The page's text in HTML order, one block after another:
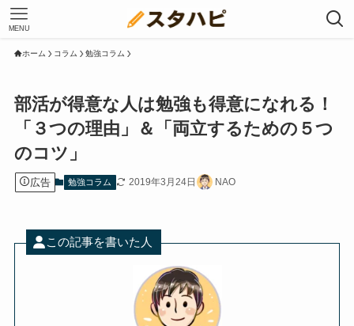
MENU
ホーム コラム 勉強コラム
部活が得意な人は勉強も得意になれる！
「３つの理由」＆「両立するための５つ
のコツ」
広告 勉強コラム 2019年3月24日 NAO
この記事を書いた人